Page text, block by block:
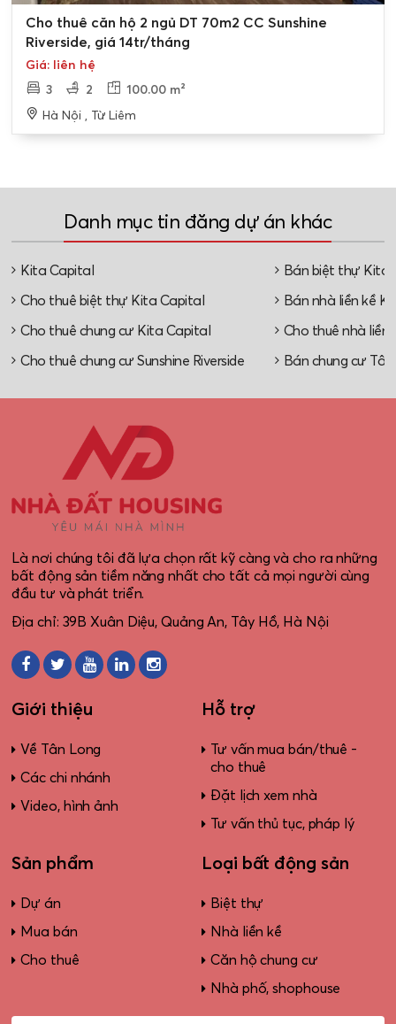
Cho thuê căn hộ 2 ngủ DT 70m2 CC Sunshine
Riverside, giá 14tr/tháng
Giá: liên hệ
3
2 100.00 m²
Hà Nội , Từ Liêm
Danh mục tin đăng dự án khác
Kita Capital Bán biệt thự Kita
Cho thuê biệt thự Kita Capital Bán nhà liền kề
Cho thuê chung cư Kita Capital Cho thuê nhà liền
Cho thuê chung cư Sunshine Riverside Bán chung cư Tây
Là nơi chúng tôi đã lựa chọn rất kỹ càng và cho ra những
bất động sản tiềm năng nhất cho tất cả mọi người cùng
đầu tư và phát triển.
Địa chỉ: 39B Xuân Diệu, Quảng An, Tây Hồ, Hà Nội
Giới thiệu
Về Tân Long
Các chi nhánh
Video, hình ảnh
Hỗ trợ
Tư vấn mua bán/thuê -
cho thuê
Đặt lịch xem nhà
Tư vấn thủ tục, pháp lý
Sản phẩm
Dự án
Mua bán
Cho thuê
Loại bất động sản
Biệt thự
Nhà liền kề
Căn hộ chung cư
Nhà phố, shophouse